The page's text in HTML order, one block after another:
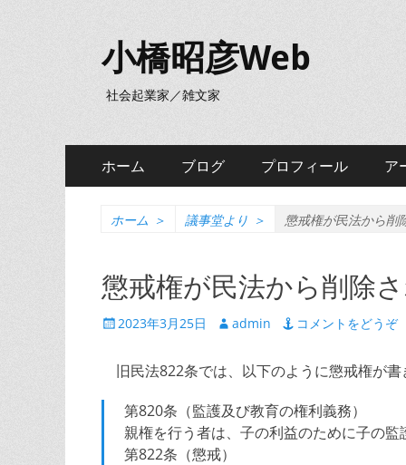
小橋昭彦Web
社会起業家／雑文家
メ
イ
ニ
ュ
ホーム ブログ プロフィール ア
ホーム ＞ 議事堂より ＞ 懲戒権が民法から削
懲戒権が民法から削除
投 2023年3月25日
投 admin コメントをどうぞ
旧民法822条では、以下のように懲戒権が
第820条（監護及び教育の権利義務）
親権を行う者は、子の利益のために子の
第822条（懲戒）